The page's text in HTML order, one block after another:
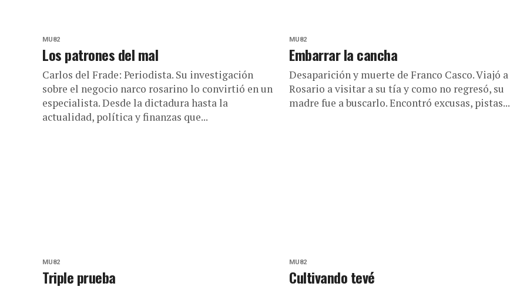
MU82
Los patrones del mal
Carlos del Frade: Periodista. Su investigación
sobre el negocio narco rosarino lo convirtió en un
especialista. Desde la dictadura hasta la
actualidad, política y finanzas que...
MU82
Embarrar la cancha
Desaparición y muerte de Franco Casco. Viajó a
Rosario a visitar a su tía y como no regresó, su
madre fue a buscarlo. Encontró excusas, pistas...
MU82
Triple prueba
MU82
Cultivando tevé